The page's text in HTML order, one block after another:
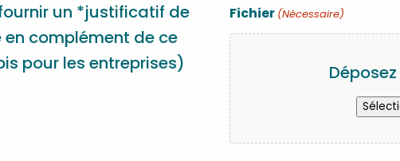
un *justificatif de
complément de ce
pour les entreprises)
Fichier (Nécessaire)